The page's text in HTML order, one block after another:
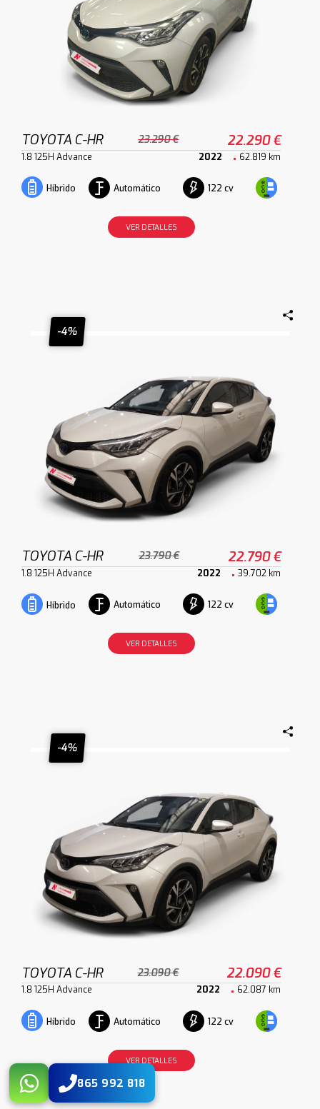
TOYOTA C-HR 23.290 € 22.290 €
1.8 125H Advance 2022 62.819 km
Híbrido Automático 122 cv
VER DETALLES
-4%
TOYOTA C-HR 23.790 € 22.790 €
1.8 125H Advance 2022 39.702 km
Híbrido Automático 122 cv
VER DETALLES
-4%
TOYOTA C-HR 23.090 € 22.090 €
1.8 125H Advance 2022 62.087 km
Híbrido Automático 122 cv
VER DETALLES
865 992 818